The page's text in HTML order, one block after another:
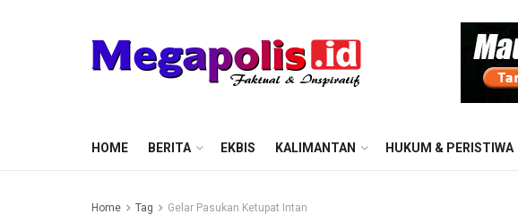
HOME BERITA EKBIS KALIMANTAN HUKUM & PERISTIWA
Home Tag Gelar Pasukan Ketupat Intan